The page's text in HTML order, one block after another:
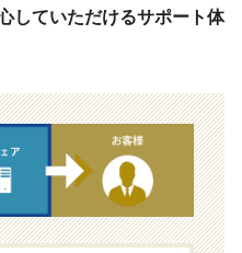
していただけるサポート体